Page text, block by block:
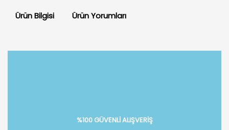
Ürün Bilgisi Ürün Yorumları
%100 GÜVENLİ ALIŞVERİŞ